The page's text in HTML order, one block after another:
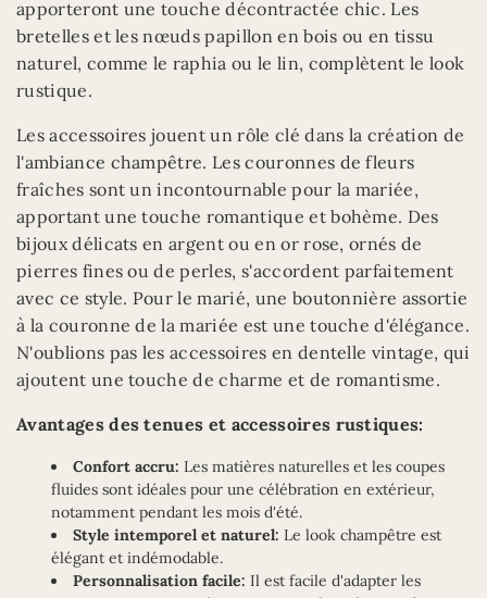
apporteront une touche décontractée chic. Les
bretelles et les nœuds papillon en bois ou en tissu
naturel, comme le raphia ou le lin, complètent le look
rustique.
Les accessoires jouent un rôle clé dans la création de
l'ambiance champêtre. Les couronnes de fleurs
fraîches sont un incontournable pour la mariée,
apportant une touche romantique et bohème. Des
bijoux délicats en argent ou en or rose, ornés de
pierres fines ou de perles, s'accordent parfaitement
avec ce style. Pour le marié, une boutonnière assortie
à la couronne de la mariée est une touche d'élégance.
N'oublions pas les accessoires en dentelle vintage, qui
ajoutent une touche de charme et de romantisme.
Avantages des tenues et accessoires rustiques:
Confort accru: Les matières naturelles et les coupes
fluides sont idéales pour une célébration en extérieur,
notamment pendant les mois d'été.
Style intemporel et naturel: Le look champêtre est
élégant et indémodable.
Personnalisation facile: Il est facile d'adapter les